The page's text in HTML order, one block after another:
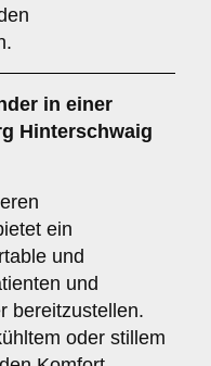
in einer
Hinterschwaig
ein
und
und
bereitzustellen.
oder stillem